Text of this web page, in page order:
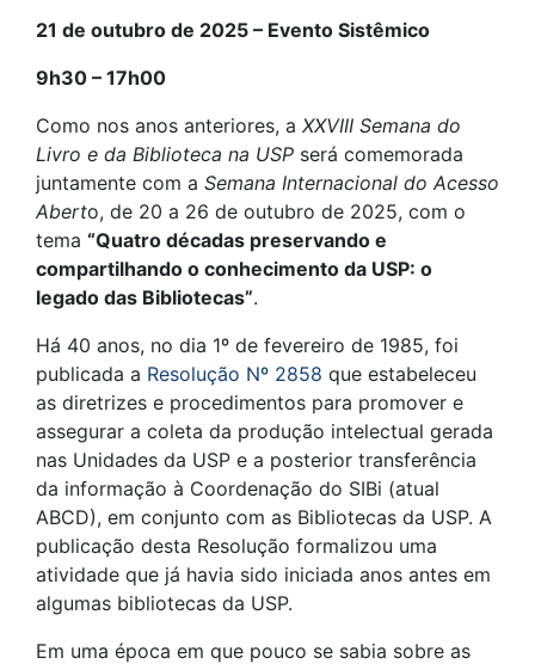
21 de outubro de 2025 – Evento Sistêmico
9h30 – 17h00
Como nos anos anteriores, a XXVIII Semana do
Livro e da Biblioteca na USP será comemorada
juntamente com a Semana Internacional do Acesso
Aberto, de 20 a 26 de outubro de 2025, com o
tema “Quatro décadas preservando e
compartilhando o conhecimento da USP: o
legado das Bibliotecas”.
Há 40 anos, no dia 1º de fevereiro de 1985, foi
publicada a Resolução Nº 2858 que estabeleceu
as diretrizes e procedimentos para promover e
assegurar a coleta da produção intelectual gerada
nas Unidades da USP e a posterior transferência
da informação à Coordenação do SIBi (atual
ABCD), em conjunto com as Bibliotecas da USP. A
publicação desta Resolução formalizou uma
atividade que já havia sido iniciada anos antes em
algumas bibliotecas da USP.
Em uma época em que pouco se sabia sobre as